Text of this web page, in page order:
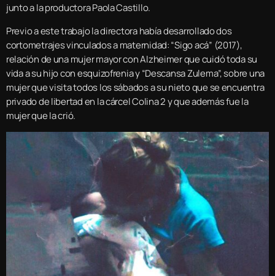
junto a la productora Paola Castillo.
Previo a este trabajo la directora había desarrollado dos
cortometrajes vinculados a maternidad: “Sigo acá” (2017),
relación de una mujer mayor con Alzheimer que cuidó toda su
vida a su hijo con esquizofrenia y “Descansa Zulema”, sobre una
mujer que visita todos los sábados a su nieto que se encuentra
privado de libertad en la cárcel Colina 2 y que además fue la
mujer que la crió.